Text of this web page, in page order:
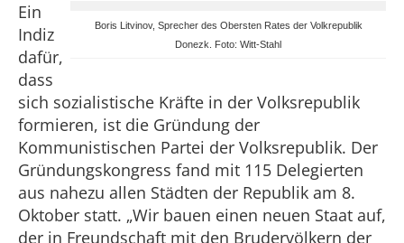
Boris Litvinov, Sprecher des Obersten Rates der Volkrepublik
Donezk
Foto: Witt-Stahl
Ein
Indiz
dafür,
dass
sich sozialistische Kräfte in der Volksrepublik
formieren, ist die Gründung der
Kommunistischen Partei der Volksrepublik. Der
Gründungskongress fand mit 115 Delegierten
aus nahezu allen Städten der Republik am 8.
Oktober statt. „Wir bauen einen neuen Staat auf,
der in Freundschaft mit den Brudervölkern der